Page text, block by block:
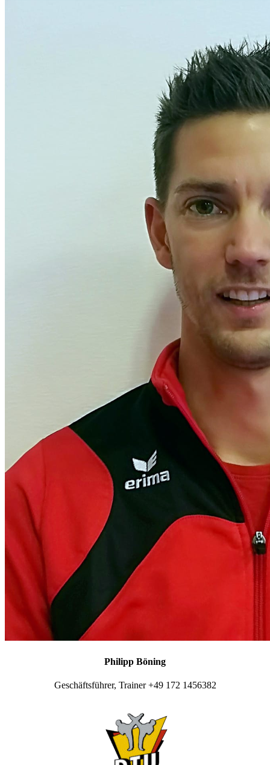
Philipp Böning
Geschäftsführer, Trainer +49 172 1456382